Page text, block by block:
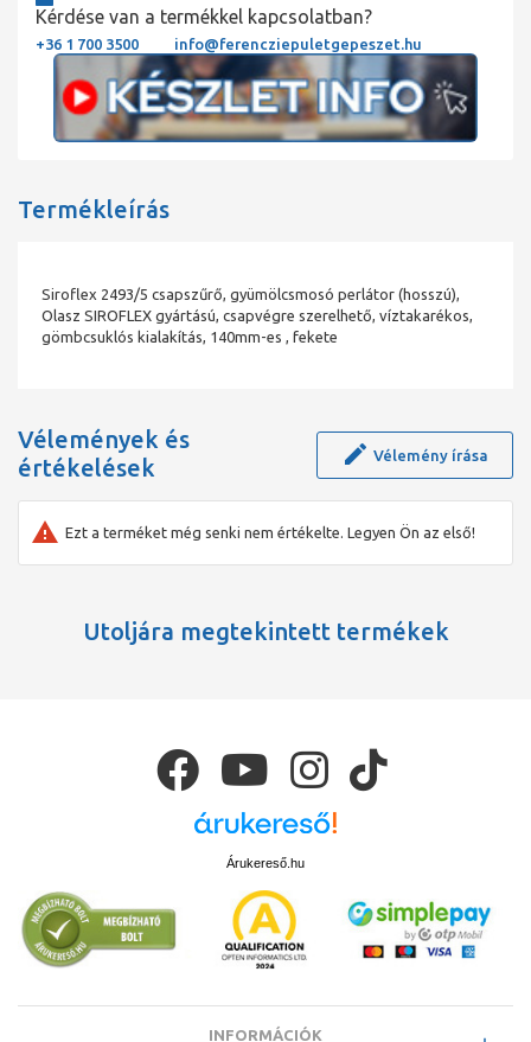
Kérdése van a termékkel kapcsolatban?
+36 1 700 3500 info@ferencziepuletgepeszet.hu
Termékleírás
Siroflex 2493/5 csapszűrő, gyümölcsmosó perlátor (hosszú),
Olasz SIROFLEX gyártású, csapvégre szerelhető, víztakarékos,
gömbcsuklós kialakítás, 140mm-es , fekete
Vélemények és
értékelések
Vélemény írása
Ezt a terméket még senki nem értékelte. Legyen Ön az első!
Utoljára megtekintett termékek
Árukereső.hu
INFORMÁCIÓK